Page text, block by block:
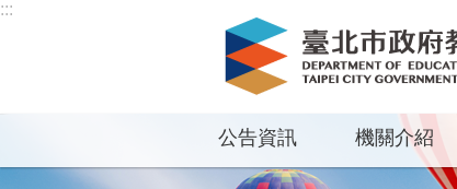
跳到主要內容區塊
:::
公告資訊 機關介紹